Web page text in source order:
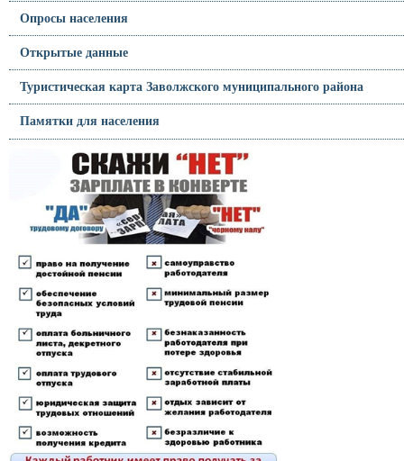
Опросы населения
Открытые данные
Туристическая карта Заволжского муниципального района
Памятки для населения